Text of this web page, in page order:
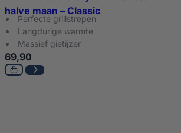
halve maan – Classic
Perfecte grillstrepen
Langdurige warmte
Massief gietijzer
69,90